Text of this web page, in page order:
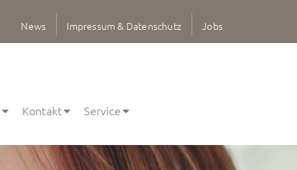
News Impressum & Datenschutz Jobs
Kontakt Service